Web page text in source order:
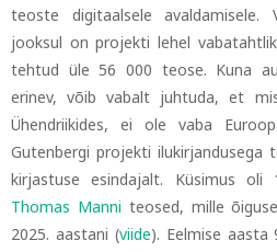
teoste digitaalsele avaldamisele.
jooksul on projekti lehel
tehtud üle 56 000 teose. Kuna
erinev, võib vabalt juhtuda, et
Ühendriikides, ei ole vaba
Gutenbergi projekti ilukirjandusega
kirjastuse esindajalt. Küsimus
Thomas Manni teosed, mille
2025. aastani (viide). Eelmise